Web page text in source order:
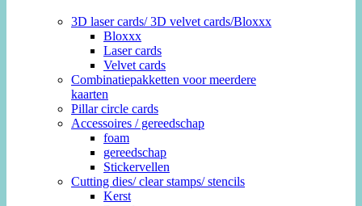
3D laser cards/ 3D velvet cards/Bloxxx
Bloxxx
Laser cards
Velvet cards
Combinatiepakketten voor meerdere
kaarten
Pillar circle cards
Accessoires / gereedschap
foam
gereedschap
Stickervellen
Cutting dies/ clear stamps/ stencils
Kerst